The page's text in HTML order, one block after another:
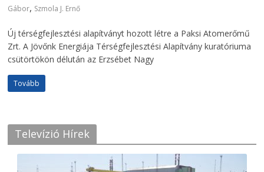
Gábor, Szmola J. Ernő
Új térségfejlesztési alapítványt hozott létre a Paksi Atomerőmű
Zrt. A Jövőnk Energiája Térségfejlesztési Alapítvány kuratóriuma
csütörtökön délután az Erzsébet Nagy
Tovább
Televízió Hírek